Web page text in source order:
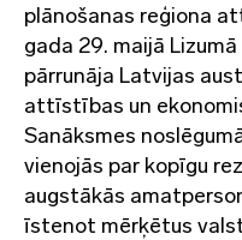
plānošanas reģiona
gada 29. maijā
pārrunāja Latvijas
attīstības un
Sanāksmes
vienojās par kopīgu
augstākās
īstenot mērķētus